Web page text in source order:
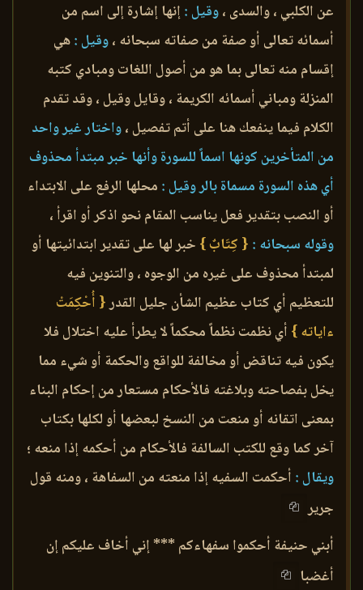
عن الكلبي ، والسدى ،وقيل :إنها إشارة إلى اسم من
أسمائه تعالى أو صفة من صفاته سبحانه ،وقيل :هي
إقسام منه تعالى بما هو من أصول اللغات ومبادي كتبه
المنزلة ومباني أسمائه الكريمة ، وقايل وقيل ، وقد تقدم
الكلام فيما ينفعك هنا على أتم تفصيل ،واختار غير واحد
من المتأخرين كونها اسماً للسورة وأنها خبر مبتدأ محذوف
أي هذه السورة مسماة بالر وقيل : محلها الرفع على الابتداء
أو النصب بتقدير فعل يناسب المقام نحو اذكر أو اقرأ ،
وقوله سبحانه : { كِتَابٌ } خبر لها على تقدير ابتدائيتها أو
لمبتدأ محذوف على غيره من الوجوه ، والتنوين فيه
للتعظيم أي كتاب عظيم الشأن جليل القدر{ أُحْكِمَتْ
ءاياته } أي نظمت نظماً محكماً لا يطرأ عليه اختلال فلا
يكون فيه تناقض أو مخالفة للواقع والحكمة أو شيء مما
يخل بفصاحته وبلاغته فالأحكام مستعار من إحكام البناء
بمعنى اتقانه أو منعت من النسخ لبعضها أو لكلها بكتاب
آخر كما وقع للكتب السالفة فالأحكام من أحكمه إذا منعه ؛
ويقال : أحكمت السفيه إذا منعته من السفاهة ، ومنه قول
جرير
أبني حنيفة أحكموا سفهاءكم *** إني أخاف عليكم إن
أغضبا